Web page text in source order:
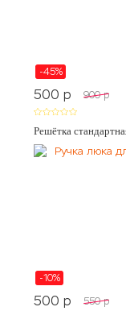
-45%
500 p 900 p
Решётка
-10%
500 p 550 p